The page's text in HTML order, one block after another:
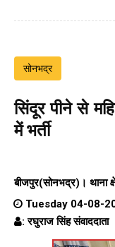
सोनभद्र
सिंदूर पीने से
में भर्ती
बीजपुर(सोनभद्र)। थाना
Tuesday 04-08-
: रघुराज सिंह संवाददाता